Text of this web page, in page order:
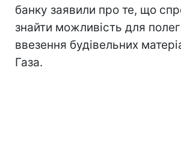
банку заявили про те, що
знайти можливість для
ввезення будівельних
Газа.